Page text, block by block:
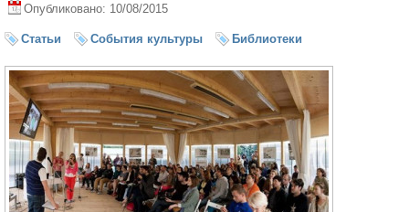
Опубликовано: 10/08/2015
Статьи События культуры Библиотеки